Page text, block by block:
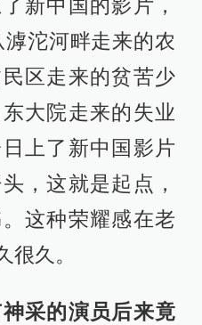
新中国的影片，
沱河畔走来的农
区走来的贫苦少
大院走来的失业
上了新中国影片
，这就是起点，
这种荣耀感在老
很久。
采的演员后来竟